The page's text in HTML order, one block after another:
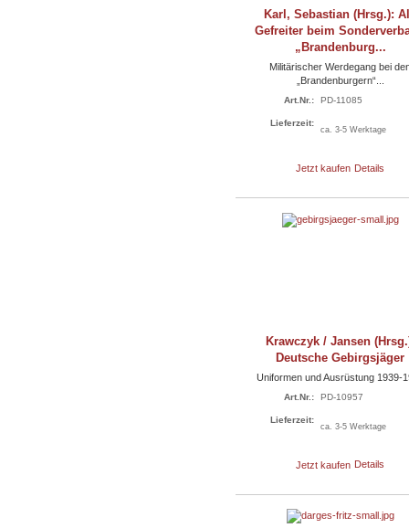
Karl, Sebastian (Hrsg.):
Gefreiter beim
„Brandenburg...
Militärischer Werdegang bei
„Brandenburgern“...
Art.Nr.: PD-11085
Lieferzeit:
ca. 3-5 Werktage
Jetzt kaufen Details
Krawczyk / Jansen
Deutsche Gebirgsjäger
Uniformen und Ausrüstung 1939-
Art.Nr.: PD-10957
Lieferzeit:
ca. 3-5 Werktage
Jetzt kaufen Details